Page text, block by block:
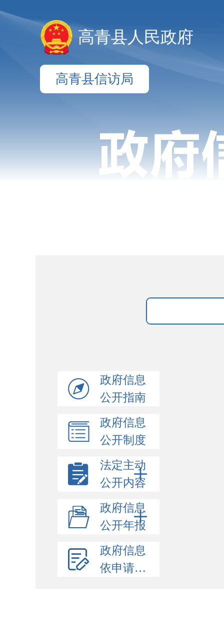
高青县人民政府
高青县信访局
政府信息
公开指南
政府信息
公开制度
法定主动
公开内容
政府信息
公开年报
政府信息
依申请公开